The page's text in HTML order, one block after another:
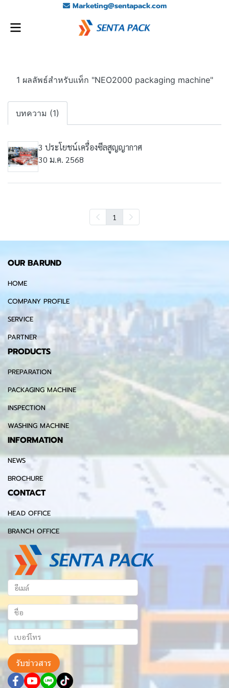
Marketing@sentapack.com
1 ผลลัพธ์สำหรับแท็ก "NEO2000 packaging machine"
บทความ (1)
3 ประโยชน์เครื่องซีลสูญญากาศ
30 ม.ค. 2568
1
OUR BARUND
HOME
COMPANY PROFILE
SERVICE
PARTNER
PRODUCTS
PREPARATION
PACKAGING MACHINE
INSPECTION
WASHING MACHINE
INFORMATION
NEWS
BROCHURE
CONTACT
HEAD OFFICE
BRANCH OFFICE
รับข่าวสาร